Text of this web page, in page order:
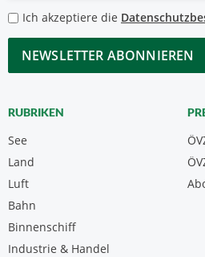
*
Datenschutzbestimmungen
*
Ich akzeptiere die
CAPTCHA
RUBRIKEN
See
Land
Luft
Bahn
Binnenschiff
Industrie & Handel